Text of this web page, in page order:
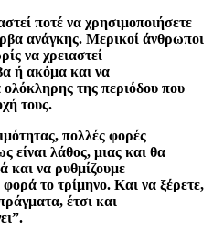
ποτέ να χρησιμοποιήσετε
ανάγκης. Μερικοί άνθρωποι
να χρειαστεί
ή ακόμα και να
ολόκληρης της περιόδου που
τους.
πολλές φορές
είναι λάθος, μιας και θα
και να ρυθμίζουμε
φορά το τρίμηνο. Και να ξέρετε,
έτσι και